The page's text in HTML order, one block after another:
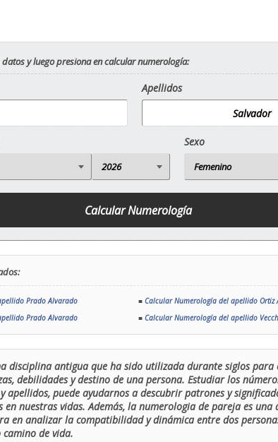
y luego presiona en calcular numerología:
Apellidos
Sexo
Prado Alvarado ■ Calcular Numerología del apellido Ortiz
Prado Alvarado ■ Calcular Numerología del apellido
disciplina antigua que ha sido utilizada durante siglos para
debilidades y destino de una persona. Estudiar los
apellidos, puede ayudarnos a descubrir patrones y
en nuestras vidas. Además, la numerologia de pareja es una
en analizar la compatibilidad y dinámica entre dos
de vida.